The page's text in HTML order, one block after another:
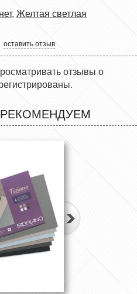
, Желтая светлая
оставить отзыв
отзывы о